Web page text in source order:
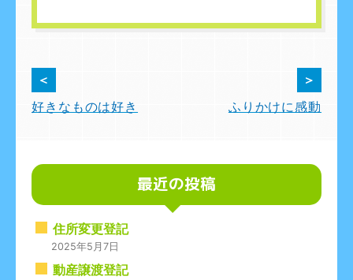
投
稿
ビ
ゲ
ー
シ
＜
好きなものは好き
＞
ふりかけに感動
最近の投稿
住所変更登記
2025年5月7日
動産譲渡登記